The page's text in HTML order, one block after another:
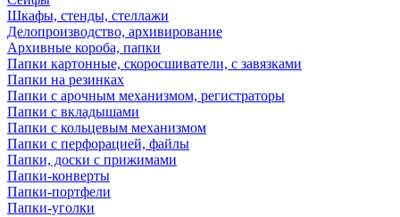
Шкафы, стенды, стеллажи
Делопроизводство, архивирование
Архивные короба, папки
Папки картонные, скоросшиватели, с завязками
Папки на резинках
Папки с арочным механизмом, регистраторы
Папки с вкладышами
Папки с кольцевым механизмом
Папки с перфорацией, файлы
Папки, доски с прижимами
Папки-конверты
Папки-портфели
Папки-уголки